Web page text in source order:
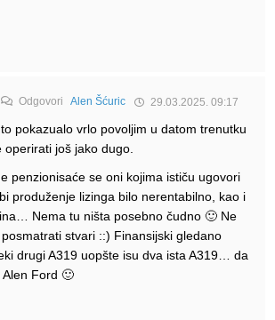
OdgovoriAlen Šćuric 29.03.2025. 09:17
pokazualo vrlo povoljim u datom trenutku
operirati još jako dugo.
penzionisaće se oni kojima ističu ugovori
produženje lizinga bilo nerentabilno, kao i
Nema tu ništa posebno čudno 🙂 Ne
stvari ::) Finansijski gledano
drugi A319 uopšte isu dva ista A319… da
Ford 🙂